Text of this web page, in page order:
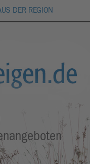
DER REGION